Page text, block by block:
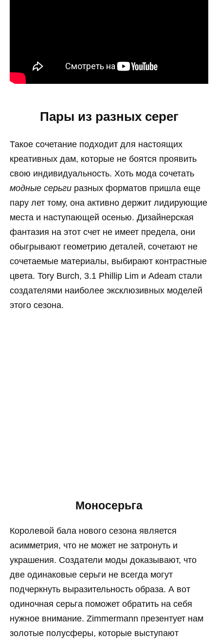
Пары из разных серег
Такое сочетание подходит для настоящих
креативных дам, которые не боятся проявить
свою индивидуальность. Хоть мода сочетать
модные серьги разных форматов пришла еще
пару лет тому, она активно держит лидирующие
места и наступающей осенью. Дизайнерская
фантазия на этот счет не имеет предела, они
обыгрывают геометрию деталей, сочетают не
сочетаемые материалы, выбирают контрастные
цвета. Tory Burch, 3.1 Phillip Lim и Adeam стали
создателями наиболее эксклюзивных моделей
этого сезона.
Моносерьга
Королевой бала нового сезона является
асимметрия, что не может не затронуть и
украшения. Создатели моды доказывают, что
две одинаковые серьги не всегда могут
подчеркнуть выразительность образа. А вот
одиночная серьга поможет обратить на себя
нужное внимание. Zimmermann презентует нам
золотые полусферы, которые выступают